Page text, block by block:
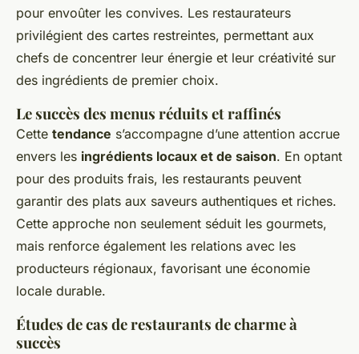
pour envoûter les convives. Les restaurateurs
privilégient des cartes restreintes, permettant aux
chefs de concentrer leur énergie et leur créativité sur
des ingrédients de premier choix.
Le succès des menus réduits et raffinés
Cette tendance s’accompagne d’une attention accrue
envers les ingrédients locaux et de saison. En optant
pour des produits frais, les restaurants peuvent
garantir des plats aux saveurs authentiques et riches.
Cette approche non seulement séduit les gourmets,
mais renforce également les relations avec les
producteurs régionaux, favorisant une économie
locale durable.
Études de cas de restaurants de charme à
succès